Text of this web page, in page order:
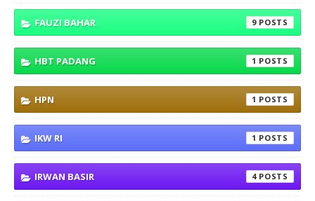
FAUZI BAHAR 9
HBT PADANG 1
HPN 1
IKW RI 1
IRWAN BASIR 4